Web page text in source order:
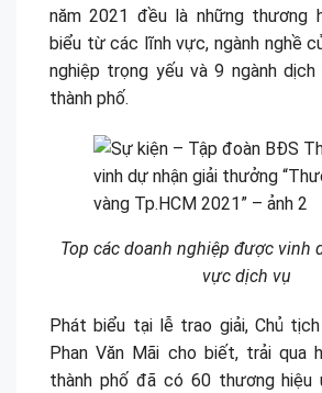
năm 2021 đều là những thương
biểu từ các lĩnh vực, ngành nghề
nghiệp trọng yếu và 9 ngành
thành phố.
Top các doanh nghiệp được vinh
vực dịch vụ
Phát biểu tại lễ trao giải, Chủ tịch
Phan Văn Mãi cho biết, trải qua
thành phố đã có 60 thương